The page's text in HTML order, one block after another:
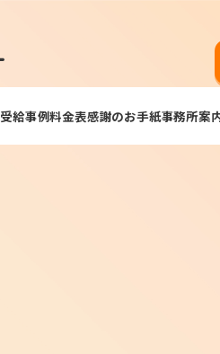
受給事例料金表感謝のお手紙事務所案